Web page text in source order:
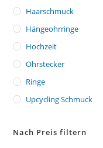
Haarschmuck
Hängeohrringe
Hochzeit
Ohrstecker
Ringe
Upcycling Schmuck
Nach Preis filtern